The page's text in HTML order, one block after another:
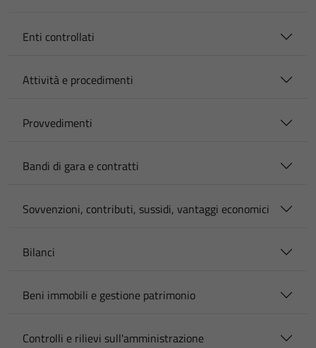
Enti controllati
Attività e procedimenti
Provvedimenti
Bandi di gara e contratti
Sovvenzioni, contributi, sussidi, vantaggi economici
Bilanci
Beni immobili e gestione patrimonio
Controlli e rilievi sull'amministrazione